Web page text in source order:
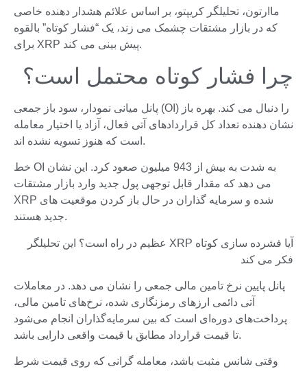
ماارتون، تحلیلگر کریپتو، بر اساس علائم هشدار دهنده خاصی
که در بازار مشتقات چشمک می زند، یک “فشار کوتاه” بالقوه
برای XRP پیش بینی می کند.
چرا فشار کوتاه محتمل است؟
پانل میانی نمودار، سود باز جمعی (OI) را دنبال می کند. بهره باز
نشان دهنده تعداد کل قراردادهای آتی فعال، آزاد یا اختیار معامله
است که هنوز تسویه نشده اند.
خط OI به شدت به بیش از 943 میلیون صعود کرد. این نشان
می دهد که مقدار قابل توجهی پول جدید وارد بازار مشتقات
XRP شده و سرمایه گذاران در حال باز کردن موقعیت های
جدید هستند.
آیا فشرده سازی کوتاه XRP عظیم در راه است؟ این تحلیلگر
فکر می کند
پانل پایین نرخ تامین مالی جمعی را نشان می دهد. در معاملات
آتی دائمی ارزهای رمزنگاری شده، نرخ‌های تامین مالی،
پرداخت‌های دوره‌ای است که بین سرمایه‌گذاران انجام می‌شود
تا قیمت قرارداد مطابق با قیمت واقعی دارایی باشد.
وقتی شانس مثبت باشد، معامله گرانی که روی قیمت شرط